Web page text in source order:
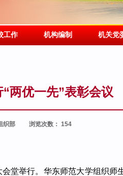
工作 机构编制 机关党
两优一先”表彰会议
织部 浏览次数 ： 154
堂举行。华东师范大学组织师